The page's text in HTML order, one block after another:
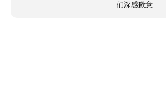
们深感歉意.